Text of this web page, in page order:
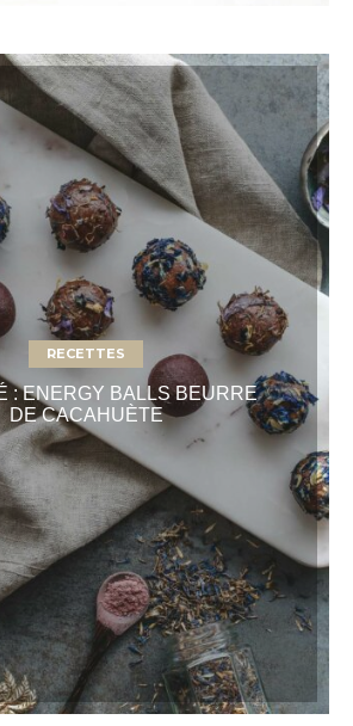
RECETTES
: ENERGY BALLS BEURRE
DE CACAHUÈTE